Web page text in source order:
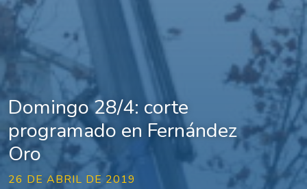
Domingo 28/4: corte
programado en Fernández
Oro
26 DE ABRIL DE 2019